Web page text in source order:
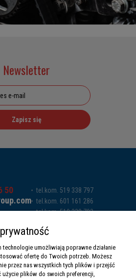
Newsletter
Zapisz się
50
sp. k.
tel.kom. 519 338 797
tel.kom. 601 161 286
tel.kom. 519 338 793
umożliwiają poprawne działanie
ofertę do Twoich potrzeb. Możesz
przez nas wszystkich tych plików i przejść
plików do swoich preferencji,